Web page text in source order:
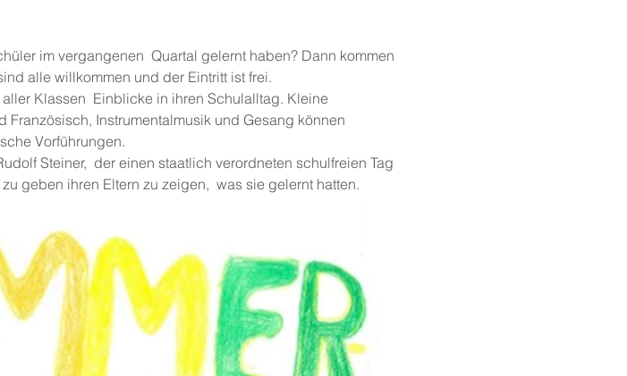
im vergangenen  Quartal gelernt haben? Dann kommen
alle willkommen und der Eintritt ist frei.
Klassen  Einblicke in ihren Schulalltag. Kleine
Instrumentalmusik und Gesang können
Vorführungen.
Steiner,  der einen staatlich verordneten schulfreien Tag
geben ihren Eltern zu zeigen,  was sie gelernt hatten.